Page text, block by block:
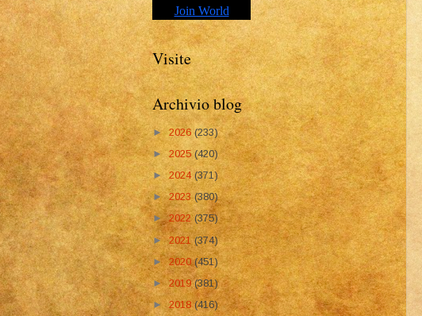
Visite
Archivio blog
► 2026(233)
►2025(420)
►2024 (371)
►2023(380)
►2022 (375)
►2021(374)
►2020(451)
►2019(381)
►2018(416)